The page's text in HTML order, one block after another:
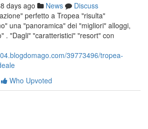
days ago News
Discuss
perfetto a Tropea "risulta"
una "panoramica" dei "migliori" alloggi,
. "Dagli" "caratteristici" "resort" con
39773496/tropea-
Who Upvoted